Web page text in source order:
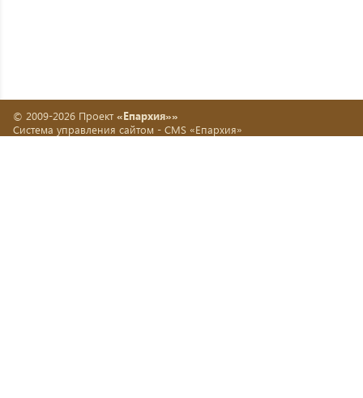
© 2009-2026 Проект «Епархия»»
Система управления сайтом - CMS «Епархия»